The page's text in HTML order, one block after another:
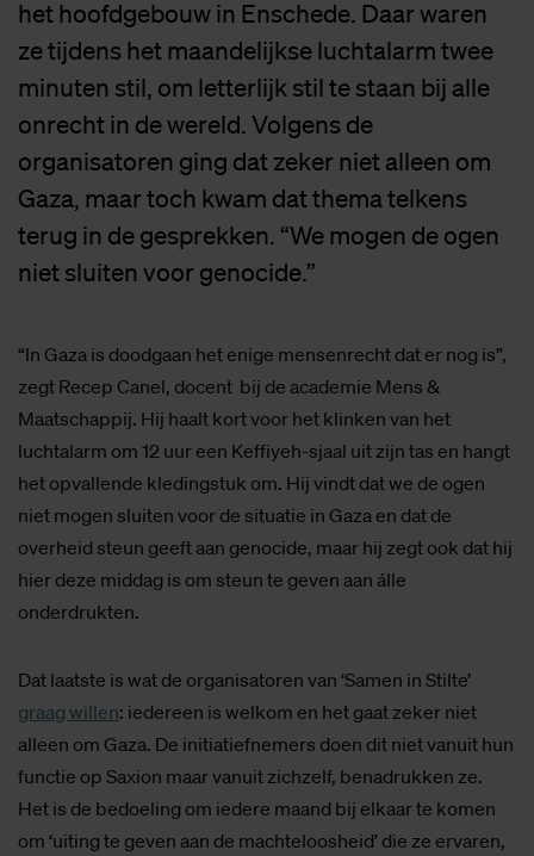
het hoofdgebouw in Enschede. Daar waren
ze tijdens het maandelijkse luchtalarm twee
minuten stil, om letterlijk stil te staan bij alle
onrecht in de wereld. Volgens de
organisatoren ging dat zeker niet alleen om
Gaza, maar toch kwam dat thema telkens
terug in de gesprekken. “We mogen de ogen
niet sluiten voor genocide.”
“In Gaza is doodgaan het enige mensenrecht dat er nog is”,
zegt Recep Canel, docent bij de academie Mens &
Maatschappij. Hij haalt kort voor het klinken van het
luchtalarm om 12 uur een Keffiyeh-sjaal uit zijn tas en hangt
het opvallende kledingstuk om. Hij vindt dat we de ogen
niet mogen sluiten voor de situatie in Gaza en dat de
overheid steun geeft aan genocide, maar hij zegt ook dat hij
hier deze middag is om steun te geven aan álle
onderdrukten.
Dat laatste is wat de organisatoren van ‘Samen in Stilte’
graag willen: iedereen is welkom en het gaat zeker niet
alleen om Gaza. De initiatiefnemers doen dit niet vanuit hun
functie op Saxion maar vanuit zichzelf, benadrukken ze.
Het is de bedoeling om iedere maand bij elkaar te komen
om ‘uiting te geven aan de machteloosheid’ die ze ervaren,